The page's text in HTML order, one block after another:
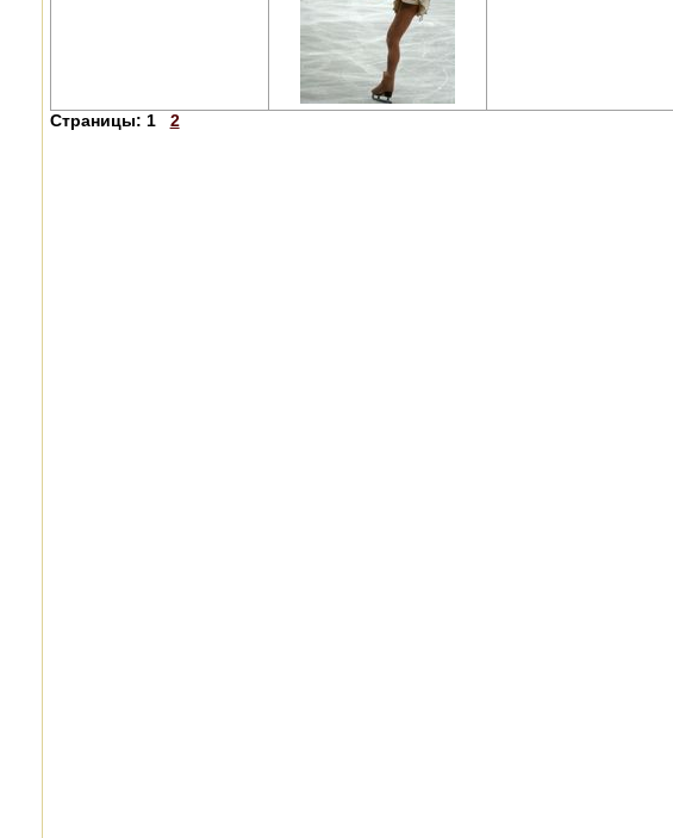
Страницы: 1 2